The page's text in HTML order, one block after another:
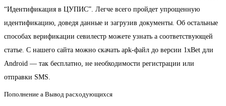
“Идентификация в ЦУПИС”. Легче всего пройдет упрощенную
идентификацию, доведя данные и загрузив документы. Об остальные
способах верификации севилестр можете узнать а соответствующей
статье. C нашего сайта можно скачать apk-файл до версии 1xBet дли
Android — так бесплатно, не необходимости регистрации или
отправки SMS.
Пополнение а Вывод расходующихся